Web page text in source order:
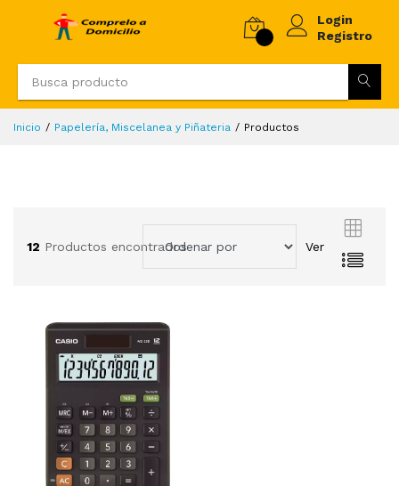
Login
Registro
Inicio Papelería, Miscelanea y Piñateria Productos
12 Productos encontrados Ver